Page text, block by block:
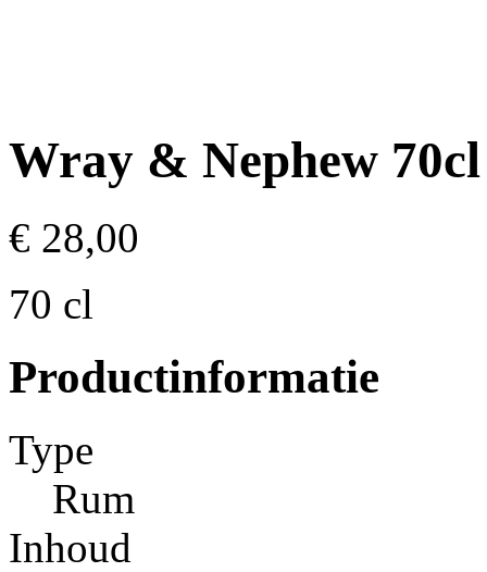
Wray & Nephew 70cl
€ 28,00
70 cl
Productinformatie
Type
Rum
Inhoud